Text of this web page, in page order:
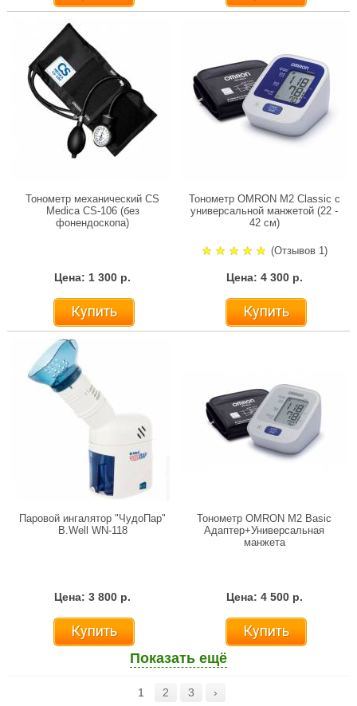
Тонометр механический CS
Medica CS-106 (без
фонендоскопа)
Цена: 1 300 р.
Купить
Тонометр OMRON M2 Classic с
универсальной манжетой (22 -
42 см)
(Отзывов 1)
Цена: 4 300 р.
Купить
Паровой ингалятор "ЧудоПар"
B.Well WN-118
Цена: 3 800 р.
Купить
Тонометр OMRON M2 Basic
Адаптер+Универсальная
манжета
Цена: 4 500 р.
Купить
Показать ещё
1 2 3 ›